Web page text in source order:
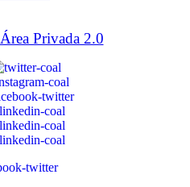
Área Privada 2.0